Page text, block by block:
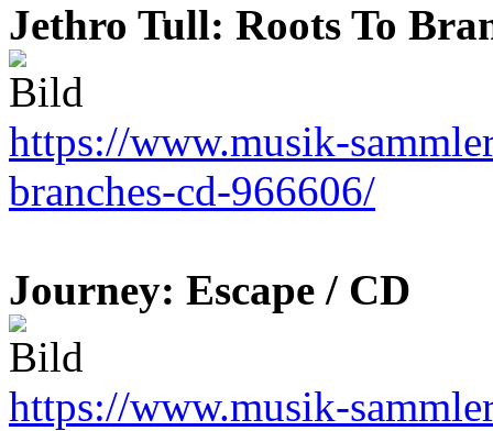
Jethro Tull: Roots To
https://www.musik-
branches-cd-966606/
Journey: Escape / CD
https://www.musik-